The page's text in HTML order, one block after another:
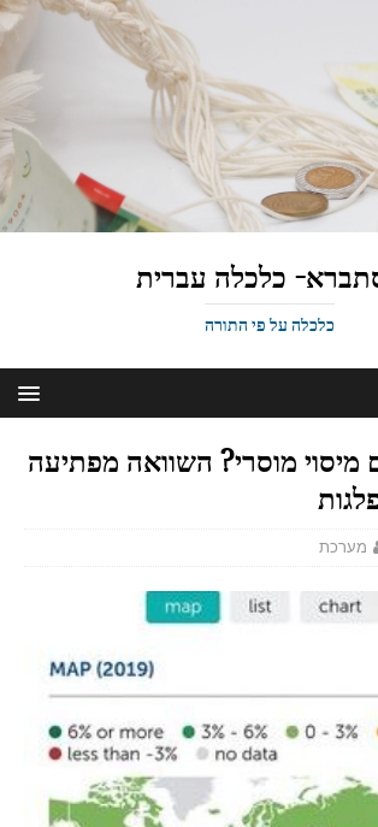
כלכלה עברית
כלכלה על פי התורה
מיסוי מוסרי? השוואה מפתיעה
מערכת